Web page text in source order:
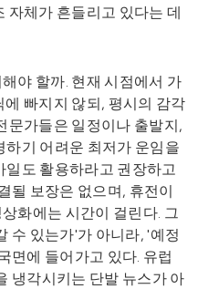
자체가 흔들리고 있다는 데
야 할까. 현재 시점에서 가
빠지지 않되, 평시의 감각
문가들은 일정이나 출발지,
기 어려운 최저가 운임을
도 활용하라고 권장하고
될 보장은 없으며, 휴전이
화에는 시간이 걸린다. 그
수 있는가'가 아니라, '예정
면에 들어가고 있다. 유럽
냉각시키는 단발 뉴스가 아